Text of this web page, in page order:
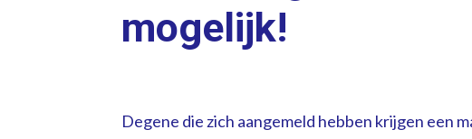
mogelijk!
Degene die zich aangemeld hebben krijgen een